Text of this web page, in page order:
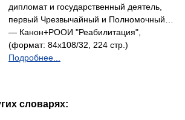
дипломат и государствен­ный деятель,
первый Чрезвычайный и Полномочный…
— Канон+РООИ "Реабилитация",
(формат: 84x108/32, 224 стр.)
Подробнее...
словарях: